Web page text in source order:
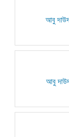
আবু
আবু